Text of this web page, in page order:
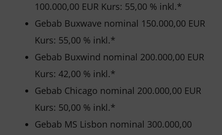
100.000,00 EUR Kurs: 55,00 % inkl.*
Gebab Buxwave nominal 150.000,00 EUR
Kurs: 55,00 % inkl.*
Gebab Buxwind nominal 200.000,00 EUR
Kurs: 42,00 % inkl.*
Gebab Chicago nominal 200.000,00 EUR
Kurs: 50,00 % inkl.*
Gebab MS Lisbon nominal 300.000,00